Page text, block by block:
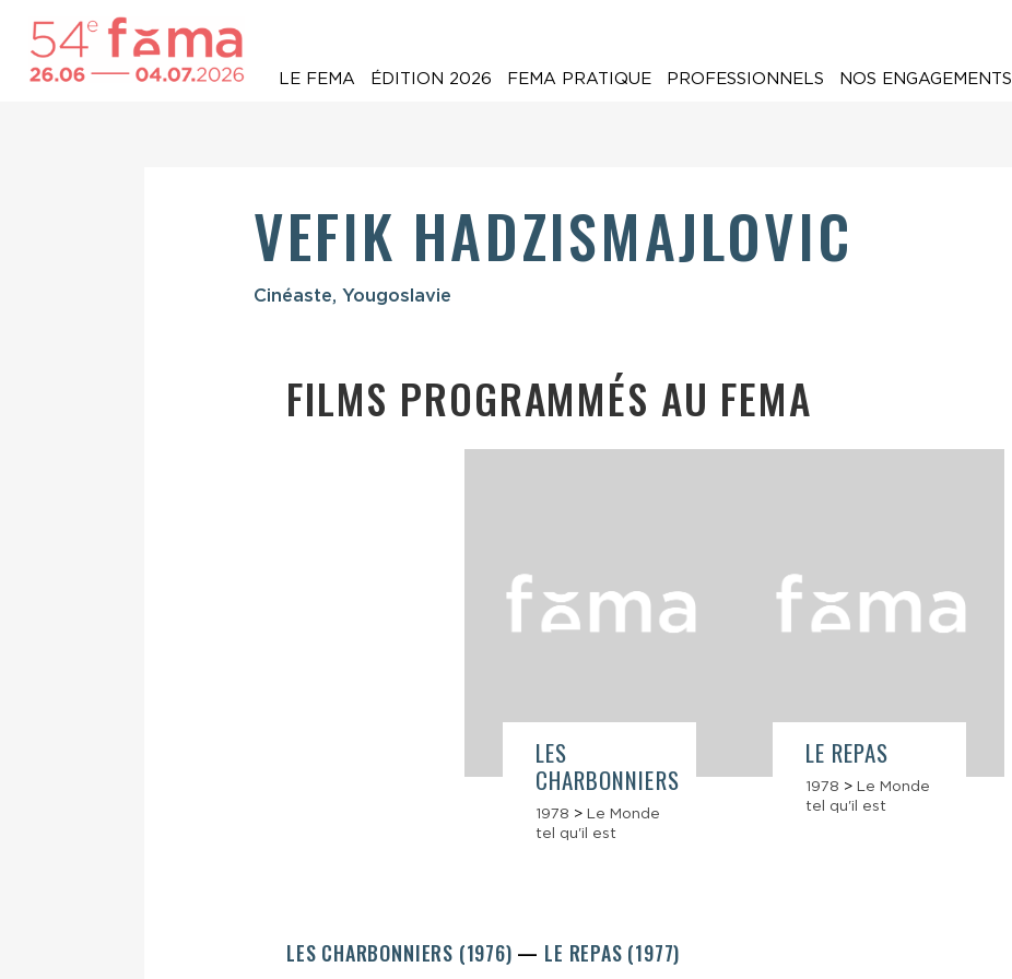
LE FEMA ÉDITION 2026 FEMA PRATIQUE PROFESSIONNELS NOS ENGAGEMENTS
VEFIK HADZISMAJLOVIC
Cinéaste, Yougoslavie
FILMS PROGRAMMÉS AU FEMA
LES
CHARBONNIERS
1978 > Le Monde
tel qu'il est
LE REPAS
1978 > Le Monde
tel qu'il est
LES CHARBONNIERS (1976) LE REPAS (1977)